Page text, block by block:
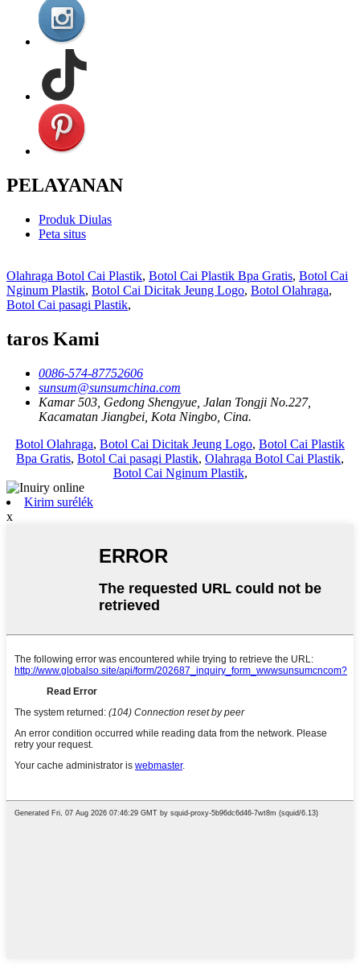
PELAYANAN
Produk Diulas
Peta situs
Olahraga Botol Cai Plastik, Botol Cai Plastik Bpa Gratis, Botol Cai
Nginum Plastik, Botol Cai Dicitak Jeung Logo, Botol Olahraga,
Botol Cai pasagi Plastik,
taros Kami
0086-574-87752606
sunsum@sunsumchina.com
Kamar 503, Gedong Shengyue, Jalan Tongji No.227,
Kacamatan Jiangbei, Kota Ningbo, Cina.
Botol Olahraga, Botol Cai Dicitak Jeung Logo, Botol Cai Plastik
Bpa Gratis, Botol Cai pasagi Plastik, Olahraga Botol Cai Plastik,
Botol Cai Nginum Plastik,
Kirim surélék
x